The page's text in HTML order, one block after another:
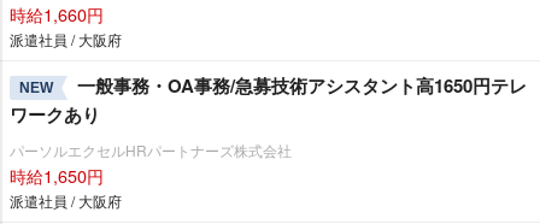
時給1,660円
派遣社員 / 大阪府
NEW
一般事務・OA事務/急募技術アシスタント高1650円テレ
ワークあり
パーソルエクセルHRパートナーズ株式会社
時給1,650円
派遣社員 / 大阪府